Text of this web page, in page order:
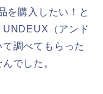
を購入したい！と
（アンド
調べてもらった
でした。